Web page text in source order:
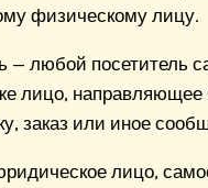
физическому лицу.
— любой посетитель
лицо, направляющее
заказ или иное
лицо,